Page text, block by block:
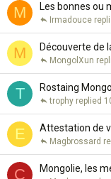
M Les bonnes ou
Irmadouce
M Découverte de
MongolXun
T Rostaing
trophy
E Attestation de
Magbrossard
C Mongolie, les